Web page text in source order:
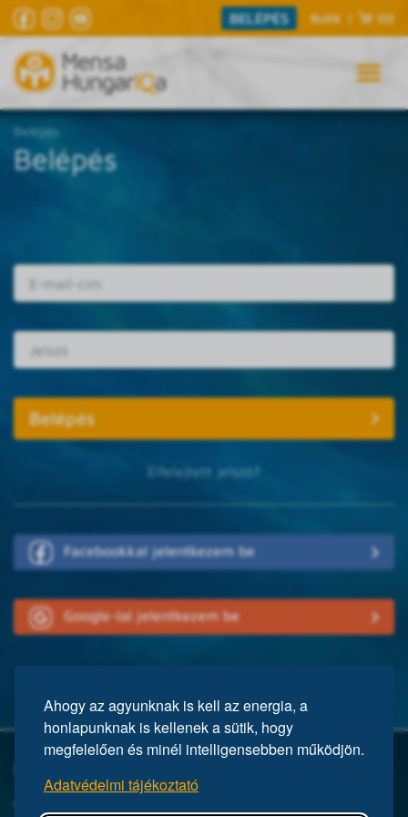
Ahogy az agyunknak is kell az energia, a
honlapunknak is kellenek a sütik, hogy
megfelelően és minél intelligensebben működjön.
Adatvédelmi tájékoztató
BELÉPÉS Butik | (0)
Belépés
Belépés
Elfelejtett jelszó?
Facebookkal jelentkezem be
Google-lal jelentkezem be
A Mensa egy nemzetközi egyesület, közel 150 ezer taggal a világ